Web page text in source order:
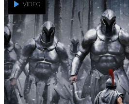
VIDEO